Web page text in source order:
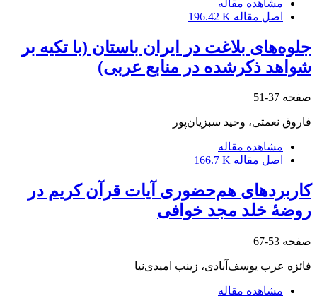
مشاهده مقاله
اصل مقاله 196.42 K
جلوه‌‌های بلاغت در ایران باستان (با تکیه بر
شواهد ذکرشده در منابع عربی)
صفحه 37-51
فاروق نعمتی، وحید سبزیان‌پور
مشاهده مقاله
اصل مقاله 166.7 K
کاربردهای هم‌‌حضوری آیات قرآن کریم در
روضۀ خلد مجد خوافی
صفحه 53-67
فائزه عرب یوسف‌آبادی، زینب امیدی‌نیا
مشاهده مقاله